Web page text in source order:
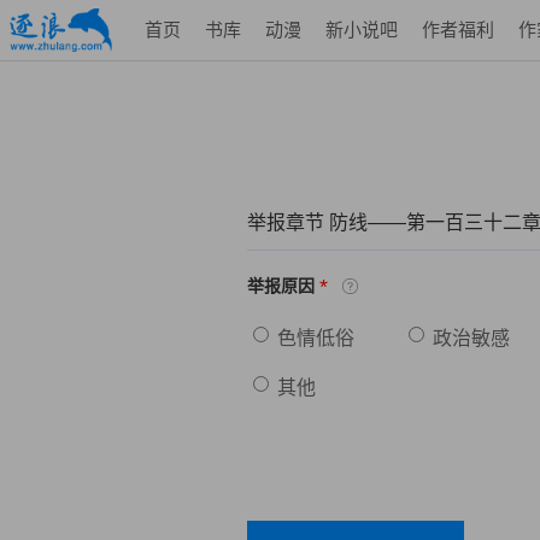
首页 书库 动漫 新小说吧 作者福利 作
举报章节 防线——第一百三十二
举报原因 *
色情低俗 政治敏感
其他